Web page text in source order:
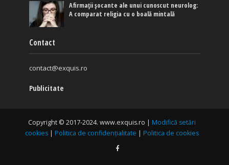
Afirmaţii şocante ale unui cunoscut neurolog:
A comparat religia cu o boală mintală
Contact
contact@exquis.ro
Publicitate
Copyright © 2017-2024. www.exquis.ro | Modifică setări
cookies | Politica de confidențialitate | Politica de cookies